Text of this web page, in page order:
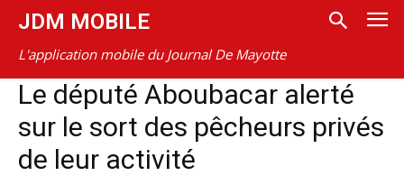
JDM MOBILE
L'application mobile du Journal De Mayotte
Le député Aboubacar alerté
sur le sort des pêcheurs privés
de leur activité